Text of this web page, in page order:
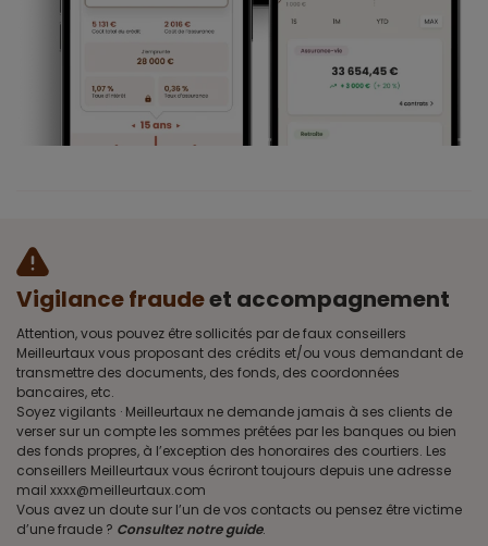
Vigilance fraudeet accompagnement
Attention, vous pouvez être sollicités par de faux conseillers
Meilleurtaux vous proposant des crédits et/ou vous demandant de
transmettre des documents, des fonds, des coordonnées
bancaires, etc.
Soyez vigilants · Meilleurtaux ne demande jamais à ses clients de
verser sur un compte les sommes prêtées par les banques ou bien
des fonds propres, à l’exception des honoraires des courtiers. Les
conseillers Meilleurtaux vous écriront toujours depuis une adresse
mail xxxx@meilleurtaux.com
Vous avez un doute sur l’un de vos contacts ou pensez être victime
d’une fraude ? Consultez notre guide.